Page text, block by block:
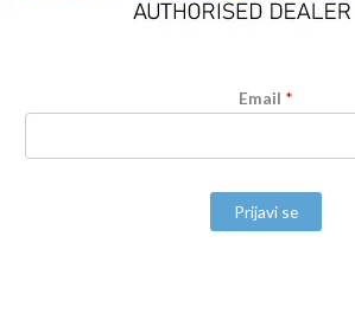
Email *
Prijavi se